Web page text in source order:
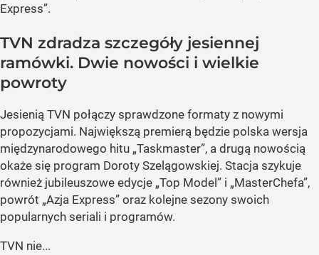
Express”.
TVN zdradza szczegóły jesiennej
ramówki. Dwie nowości i wielkie
powroty
Jesienią TVN połączy sprawdzone formaty z nowymi
propozycjami. Największą premierą będzie polska wersja
międzynarodowego hitu „Taskmaster”, a drugą nowością
okaże się program Doroty Szelągowskiej. Stacja szykuje
również jubileuszowe edycje „Top Model” i „MasterChefa”,
powrót „Azja Express” oraz kolejne sezony swoich
popularnych seriali i programów.
TVN nie...